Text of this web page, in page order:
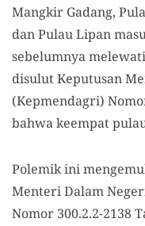
Mangkir Gadang,
dan Pulau Lipan
sebelumnya
disulut Keputusan
(Kepmendagri)
bahwa keempat
Polemik ini
Menteri Dalam
Nomor 300.2.2-2138